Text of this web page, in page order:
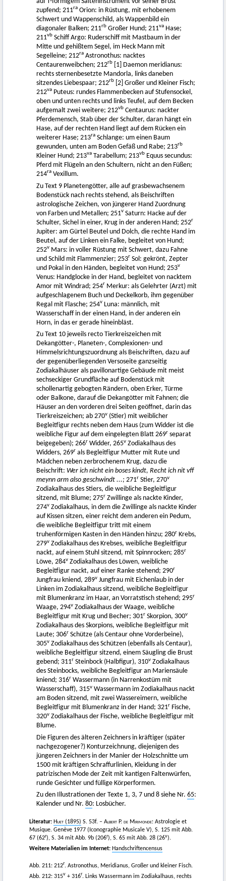
zupfend; 211ra Orion: in Rüstung, mit erhobenem
Schwert und Wappenschild, als Wappenbild ein
diagonaler Balken; 211rb Großer Hund; 211va Hase;
211vb Schiff Argo: Ruderschiff mit Mastbaum in der
Mitte und gehißtem Segel, im Heck Mann mit
Segelleine; 212ra Astronothus: nacktes
Centaurenweibchen; 212rb
[1] Daemon meridianus:
rechts sternenbesetzte Mandorla, links daneben
sitzendes Liebespaar; 212rb
[2] Großer und Kleiner Fisch;
212va Puteus: rundes Flammenbecken auf Stufensockel,
oben und unten rechts und links Teufel, auf dem Becken
aufgemalt zwei weitere; 212vb Centaurus: nackter
Pferdemensch, Stab über der Schulter, daran hängt ein
Hase, auf der rechten Hand liegt auf dem Rücken ein
weiterer Hase; 213ra Schlange: um einen Baum
gewunden, unten am Boden Gefäß und Rabe; 213rb
Kleiner Hund; 213va Tarabellum; 213vb Equus secundus:
Pferd mit Flügeln an den Schultern, nicht an den Füßen;
214ra Vexillum.
Zu Text 9 Planetengötter, alle auf grasbewachsenem
Bodenstück nach rechts stehend, als Beischriften
astrologische Zeichen, von jüngerer Hand Zuordnung
von Farben und Metallen; 251v Saturn: Hacke auf der
Schulter, Sichel in einer, Krug in der anderen Hand; 252r
Jupiter: am Gürtel Beutel und Dolch, die rechte Hand im
Beutel, auf der Linken ein Falke, begleitet von Hund;
252v Mars: in voller Rüstung mit Schwert, dazu Fahne
und Schild mit Flammenzier; 253r Sol: gekrönt, Zepter
und Pokal in den Händen, begleitet von Hund; 253v
Venus: Handglocke in der Hand, begleitet von nacktem
Amor mit Windrad; 254r Merkur: als Gelehrter (Arzt) mit
aufgeschlagenem Buch und Deckelkorb, ihm gegenüber
Regal mit Flasche; 254v Luna: männlich, mit
Wasserschaff in der einen Hand, in der anderen ein
Horn, in das er gerade hineinbläst.
Zu Text 10 jeweils recto Tierkreiszeichen mit
Dekangötter-, Planeten-, Complexionen- und
Himmelsrichtungszuordnung als Beischriften, dazu auf
der gegenüberliegenden Versoseite ganzseitig
Zodiakalhäuser als pavillonartige Gebäude mit meist
sechseckiger Grundfläche auf Bodenstück mit
schollenartig gebogten Rändern, oben Erker, Türme
oder Balkone, darauf die Dekangötter mit Fahnen; die
Häuser an den vorderen drei Seiten geöffnet, darin das
Tierkreiszeichen; ab 270v (Stier) mit weiblicher
Begleitfigur rechts neben dem Haus (zum Widder ist die
weibliche Figur auf dem eingelegten Blatt 269r separat
beigegeben); 266r Widder, 265v Zodiakalhaus des
Widders, 269r als Begleitfigur Mutter mit Rute und
Mädchen neben zerbrochenem Krug, dazu die
Beischrift: Wer ich nicht ein boses kindt, Recht ich nit vff
meynn arm also geschwindt ...; 271r Stier, 270v
Zodiakalhaus des Stiers, die weibliche Begleitfigur
sitzend, mit Blume; 275r Zwillinge als nackte Kinder,
274v Zodiakalhaus, in dem die Zwillinge als nackte Kinder
auf Kissen sitzen, einer reicht dem anderen ein Pedum,
die weibliche Begleitfigur tritt mit einem
truhenförmigen Kasten in den Händen hinzu; 280r Krebs,
279v Zodiakalhaus des Krebses, weibliche Begleitfigur
nackt, auf einem Stuhl sitzend, mit Spinnrocken; 285r
Löwe, 284v Zodiakalhaus des Löwen, weibliche
Begleitfigur nackt, auf einer Ranke stehend; 290r
Jungfrau kniend, 289v Jungfrau mit Eichenlaub in der
Linken im Zodiakalhaus sitzend, weibliche Begleitfigur
mit Blumenkranz im Haar, an Vorratstisch stehend; 295r
Waage, 294v Zodiakalhaus der Waage, weibliche
Begleitfigur mit Krug und Becher; 301r Skorpion, 300v
Zodiakalhaus des Skorpions, weibliche Begleitfigur mit
Laute; 306r Schütze (als Centaur ohne Vorderbeine),
305v Zodiakalhaus des Schützen (ebenfalls als Centaur),
weibliche Begleitfigur sitzend, einem Säugling die Brust
gebend; 311r Steinbock (Halbfigur), 310v Zodiakalhaus
des Steinbocks, weibliche Begleitfigur an Mariensäule
kniend; 316r Wassermann (in Narrenkostüm mit
Wasserschaff), 315v Wassermann im Zodiakalhaus nackt
am Boden sitzend, mit zwei Wassereimern, weibliche
Begleitfigur mit Blumenkranz in der Hand; 321r Fische,
320v Zodiakalhaus der Fische, weibliche Begleitfigur mit
Blume.
Die Figuren des älteren Zeichners in kräftiger (später
nachgezogener?) Konturzeichnung, diejenigen des
jüngeren Zeichners in der Manier der Holzschnitte um
1500 mit kräftigen Schraffurlinien, Kleidung in der
patrizischen Mode der Zeit mit kantigen Faltenwürfen,
runde Gesichter und füllige Körperformen.
Zu den Illustrationen der Texte 1, 3, 7 und 8 siehe Nr. 65:
Kalender und Nr. 80: Losbücher.
Literatur: Huet (1895) S. 53f. – Albert P. de Mirimonde: Astrologie et
Musique. Genève 1977 (Iconographie Musicale V), S. 125 mit Abb.
67 (62r), S. 34 mit Abb. 9b (206r), S. 65 mit Abb. 28 (26v).
Weitere Materialien im Internet: Handschriftencensus
Abb. 211: 212r. Astronothus, Meridianus, Großer und kleiner Fisch.
Abb. 212: 315v + 316r. Links Wassermann im Zodiakalhaus, rechts